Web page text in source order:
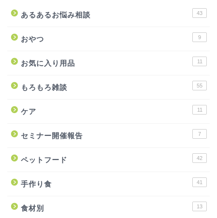
あるあるお悩み相談 43
おやつ 9
お気に入り用品 11
もろもろ雑談 55
ケア 11
セミナー開催報告 7
ペットフード 42
手作り食 41
食材別 13